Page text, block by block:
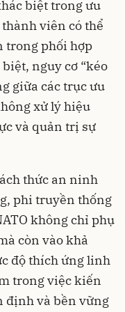
biệt trong ưu
viên có thể
trong phối hợp
nguy cơ “kéo
giữa các trục ưu
xử lý hiệu
và quản trị sự
thức an ninh
phi truyền thống
không chỉ phụ
còn vào khả
độ thích ứng linh
trong việc kiến
định và bền vững